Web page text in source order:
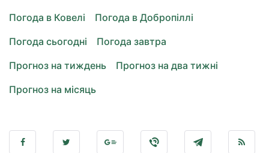
Погода в Ковелі
Погода в Добропіллі
Погода сьогодні
Погода завтра
Прогноз на тиждень
Прогноз на два тижні
Прогноз на місяць